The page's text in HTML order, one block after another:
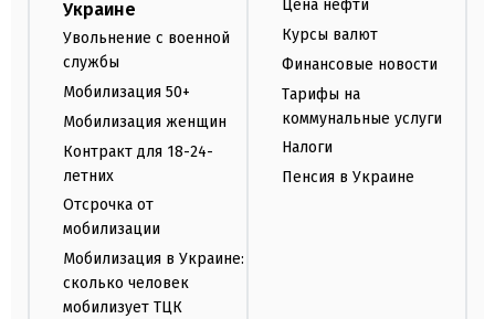
Украине
Увольнение с военной
службы
Мобилизация 50+
Мобилизация женщин
Контракт для 18-24-
летних
Отсрочка от
мобилизации
Мобилизация в Украине:
сколько человек
мобилизует ТЦК
Цена нефти
Курсы валют
Финансовые новости
Тарифы на
коммунальные услуги
Налоги
Пенсия в Украине